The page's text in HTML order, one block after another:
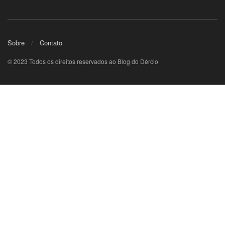
Sobre Contato
© 2023 Todos os direitos reservados ao Blog do Dércio